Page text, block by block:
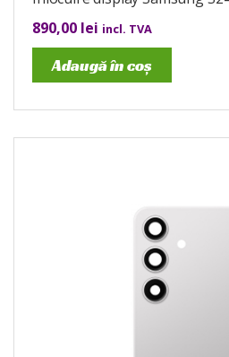
890,00 lei incl. TVA
Adaugă în coș